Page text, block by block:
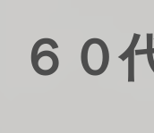
６０